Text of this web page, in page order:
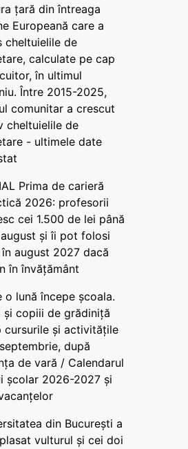
țară din întreaga
Europeană care a
cheltuielile de
calculate pe cap
în ultimul
Între 2015-2025,
comunitar a crescut
cheltuielile de
- ultimele date
Prima de carieră
2026: profesorii
cei 1.500 de lei până
august și îi pot folosi
în august 2027 dacă
în învățământ
o lună începe școala.
și copiii de grădiniță
cursurile și activitățile
după
de vară / Calendarul
școlar 2026-2027 și
din București a
vulturul și cei doi